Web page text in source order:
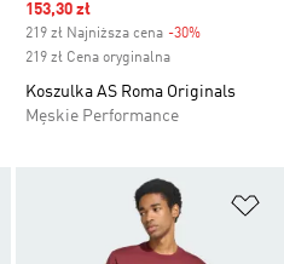
Sale price
153,30 zł
219 zł Najniższa cena -30%
219 zł Cena oryginalna
Koszulka AS Roma Originals
Męskie Performance
Dodaj do listy życzeń